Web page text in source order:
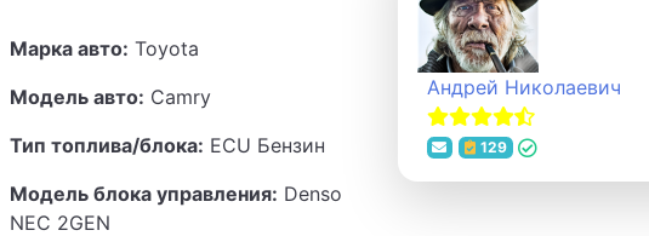
Марка авто: Toyota
Модель авто: Camry
Тип топлива/блока: ECU Бензин
Модель блока управления: Denso
NEC 2GEN
Андрей Николаевич
129